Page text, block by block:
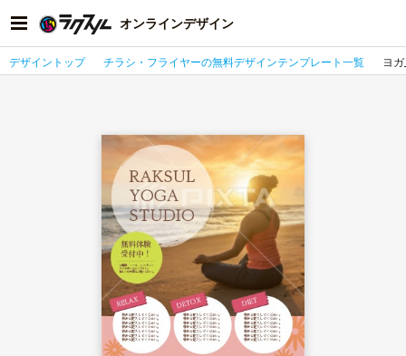
オンラインデザイン
デザイントップ チラシ・フライヤーの無料デザインテンプレート一覧 ヨ